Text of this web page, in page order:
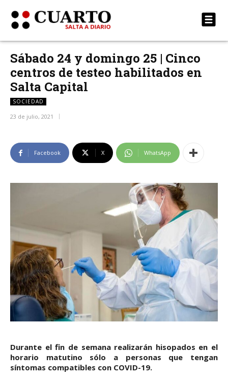
Sábado 24 y domingo 25 | Cinco
centros de testeo habilitados en
Salta Capital
SOCIEDAD
23 de julio, 2021
Facebook X WhatsApp
Durante el fin de semana realizarán hisopados en el
horario matutino sólo a personas que tengan
síntomas compatibles con COVID-19.